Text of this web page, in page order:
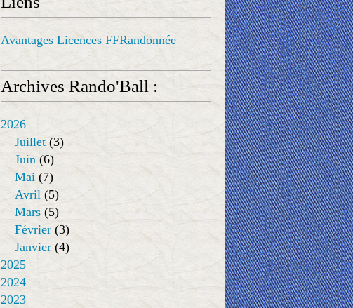
Avantages Licences FFRandonnée
Archives Rando'Ball :
2026
Juillet (3)
Juin (6)
Mai (7)
Avril (5)
Mars (5)
Février (3)
Janvier (4)
2025
2024
2023